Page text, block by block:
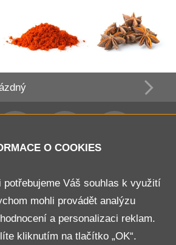
O COOKIES
potřebujeme Váš souhlas k využití
mohli provádět analýzu
a personalizaci reklam.
kliknutím na tlačítko „OK“.